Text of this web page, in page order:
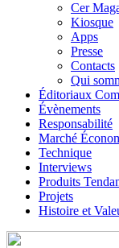
Cer
Kiosque
Apps
Presse
Contacts
Qui
Éditoriaux
Évènements
Responsabilité
Marché
Technique
Interviews
Produits
Projets
Histoire et